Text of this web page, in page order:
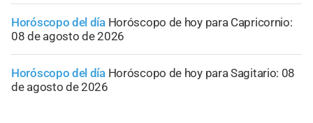
Horóscopo del día Horóscopo de hoy para Capricornio:
08 de agosto de 2026
Horóscopo del día Horóscopo de hoy para Sagitario: 08
de agosto de 2026